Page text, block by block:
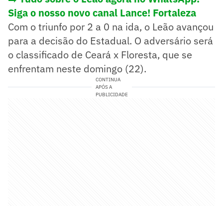
Siga o nosso novo canal Lance! Fortaleza
Com o triunfo por 2 a 0 na ida, o Leão avançou
para a decisão do Estadual. O adversário será
o classificado de Ceará x Floresta, que se
enfrentam neste domingo (22).
CONTINUA
APÓS A
PUBLICIDADE